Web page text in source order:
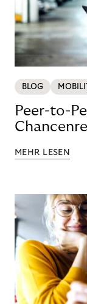
BLOG
Peer-to-
MEHR LESEN